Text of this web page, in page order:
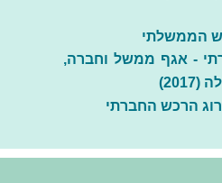
הממשלתי
- אגף ממשל וחברה,
הרכש החברתי